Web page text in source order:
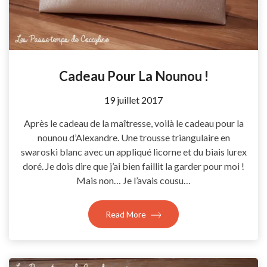
Cadeau Pour La Nounou !
by
19 juillet 2017
Après le cadeau de la maîtresse, voilà le cadeau pour la
nounou d’Alexandre. Une trousse triangulaire en
swaroski blanc avec un appliqué licorne et du biais lurex
doré. Je dois dire que j’ai bien faillit la garder pour moi !
Mais non… Je l’avais cousu…
Read More